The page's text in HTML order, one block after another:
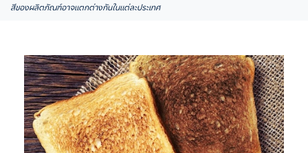
สีของผลิตภัณฑ์อาจแตกต่างกันในแต่ละประเทศ